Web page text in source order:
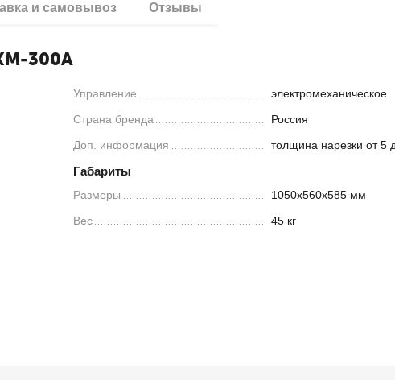
и самовывоз Отзывы
300А
Управление
электромеханическое
Страна бренда
Россия
Доп. информация
толщина нарезки от 5
Габариты
Размеры
1050х560х585 мм
Вес
45 кг